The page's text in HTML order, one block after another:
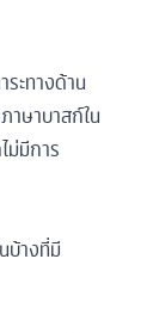
ะทางด้าน
าษาบาสก์ใน
ม่มีการ
บ้างที่มี